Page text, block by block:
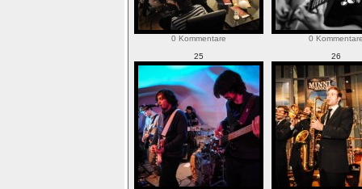
0 Kommentare
0
25
26